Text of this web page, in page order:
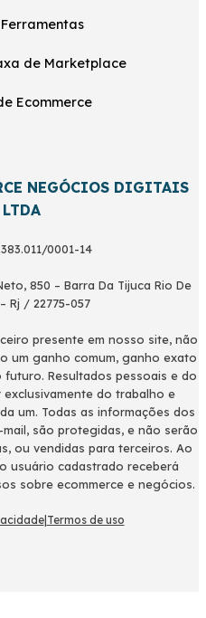
de Marketplace
Ecommerce
NEGÓCIOS DIGITAIS
LTDA
0001-14
850 – Barra Da Tijuca Rio De
Rj / 22775-057
presente em nosso site, não
um ganho comum, ganho exato
Resultados pessoais e do
do trabalho e
um. Todas as informações dos
são protegidas, e não serão
ou vendidas para terceiros. Ao
usuário cadastrado receberá
sobre ecommerce e negócios.
| Termos de uso